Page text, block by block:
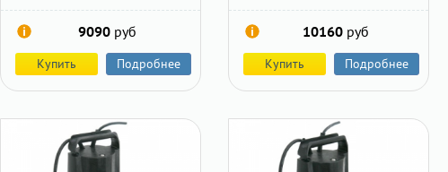
9090 руб
Купить Подробнее
10160руб
Купить Подробнее